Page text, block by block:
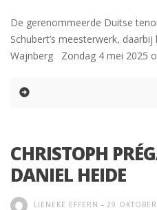
De gerenommeerde Duitse
Schubert’s meesterwerk,
Wajnberg Zondag 4 mei 2025
CHRISTOPH
DANIEL HEIDE
LIENEKE EFFERN - 29